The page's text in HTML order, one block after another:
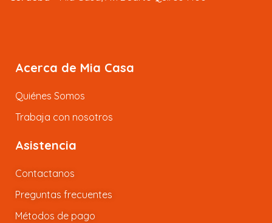
Acerca de Mia Casa
Quiénes Somos
Trabaja con nosotros
Asistencia
Contactanos
Preguntas frecuentes
Métodos de pago